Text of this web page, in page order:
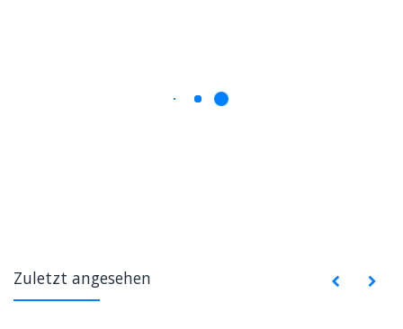
Zuletzt angesehen